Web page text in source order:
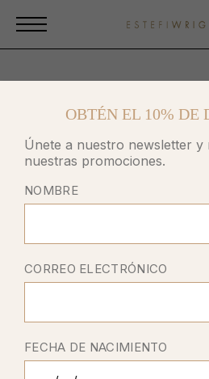
OBTÉN EL 10% DE
Únete a nuestro newsletter y
nuestras promociones.
NOMBRE
CORREO ELECTRÓNICO
FECHA DE NACIMIENTO